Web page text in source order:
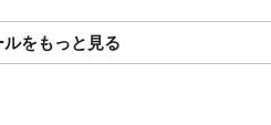
をもっと見る